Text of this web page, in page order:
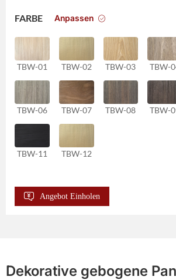
FARBE Anpassen
TBW-01 TBW-02 TBW-03 TBW-
TBW-06 TBW-07 TBW-08 TBW-
TBW-11 TBW-12
Angebot Einholen
Dekorative gebogene